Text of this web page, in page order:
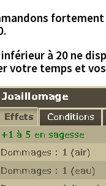
à 20 ne
votre temps et